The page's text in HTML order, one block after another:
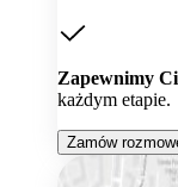
Zapewnimy
każdym etapie.
Zamów